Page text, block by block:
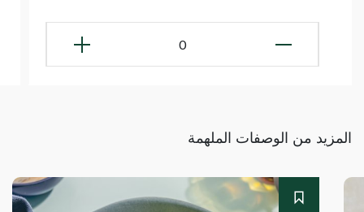
0
المزيد من الوصفات الملهمة